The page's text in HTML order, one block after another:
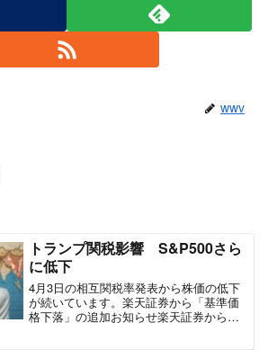
wwv
トランプ関税影響 S&P500さら
に低下
4月3日の相互関税率発表から株価の低下
が続いています。楽天証券から「基準価
格下落」の追加お知らせ楽天証券からの